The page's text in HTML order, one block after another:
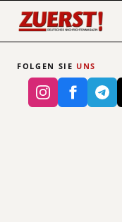
FOLGEN SIE UNS